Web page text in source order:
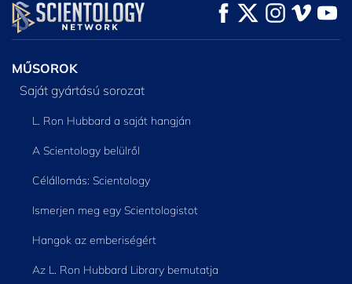
MŰSORNÉZÉS MŰSORNÉZÉS
A SOROZAT
RÉSZEI
MŰSOROK
Saját gyártású sorozat
L. Ron Hubbard a saját hangján
A Scientology belülről
Célállomás: Scientology
Ismerjen meg egy Scientologistot
Hangok az emberiségért
Az L. Ron Hubbard Library bemutatja